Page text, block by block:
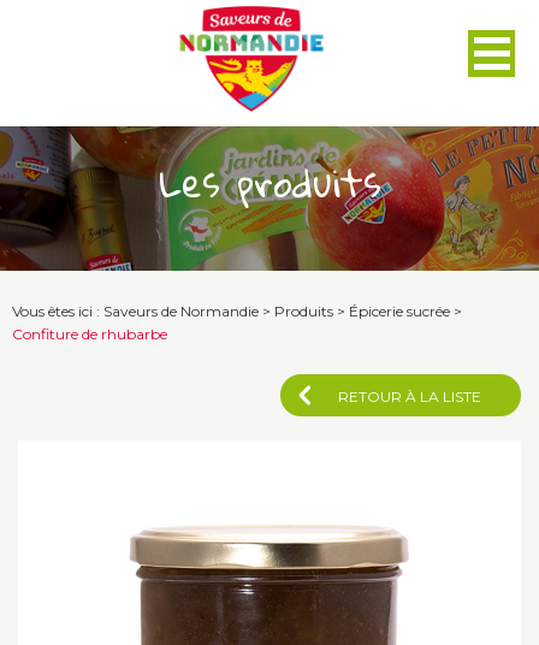
Les produits
Vous êtes ici : Saveurs de Normandie > Produits > Épicerie sucrée >
Confiture de rhubarbe
RETOUR À LA LISTE
Panneau de gestion des cookies